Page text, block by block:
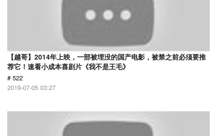
【越哥】2014年上映，一部被埋没的国产电影，被禁之前必须要推
荐它！速看小成本喜剧片《我不是王毛》
# 522
2019-07-05 03:27